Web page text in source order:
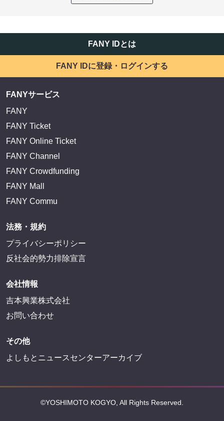
FANY IDとは
FANY IDに登録・ログインする
FANYサービス
FANY
FANY Ticket
FANY Online Ticket
FANY Channel
FANY Crowdfunding
FANY Mall
FANY Commu
法務・規約
プライバシーポリシー
反社会的勢力排除宣言
会社情報
吉本興業株式会社
お問い合わせ
その他
よしもとニュースセンターアーカイブ
©YOSHIMOTO KOGYO, All Rights Reserved.